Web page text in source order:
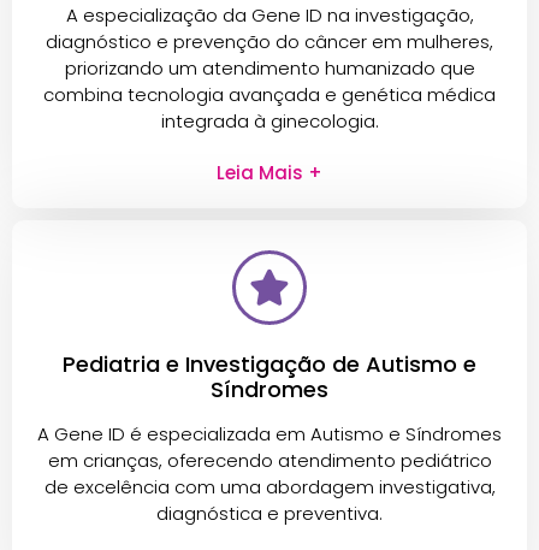
A especialização da Gene ID na investigação,
diagnóstico e prevenção do câncer em mulheres,
priorizando um atendimento humanizado que
combina tecnologia avançada e genética médica
integrada à ginecologia.
Leia Mais +
Pediatria e Investigação de Autismo e
Síndromes
A Gene ID é especializada em Autismo e Síndromes
em crianças, oferecendo atendimento pediátrico
de excelência com uma abordagem investigativa,
diagnóstica e preventiva.